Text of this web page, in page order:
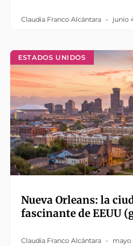
Claudia Franco Alcántara junio
ESTADOS UNIDOS
Nueva Orleans: la
fascinante de EEUU
Claudia Franco Alcántara mayo